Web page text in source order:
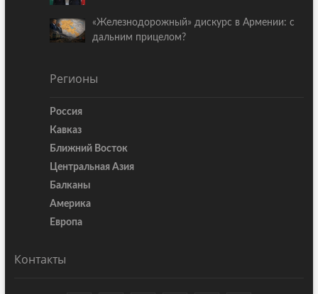
«Железнодорожный» дискурс в Армении: с
дальним прицелом?
Регионы
Россия
Кавказ
Ближний Восток
Центральная Азия
Балканы
Америка
Европа
Контакты